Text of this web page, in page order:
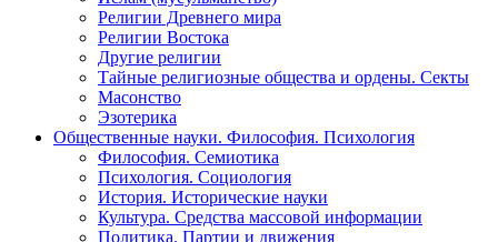
Религии Древнего мира
Религии Востока
Другие религии
Тайные религиозные общества и ордены. Секты
Масонство
Эзотерика
Общественные науки. Философия. Психология
Философия. Семиотика
Психология. Социология
История. Исторические науки
Культура. Средства массовой информации
Политика. Партии и движения